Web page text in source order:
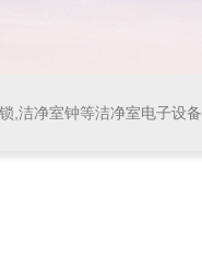
,洁净室钟等洁净室电子设备